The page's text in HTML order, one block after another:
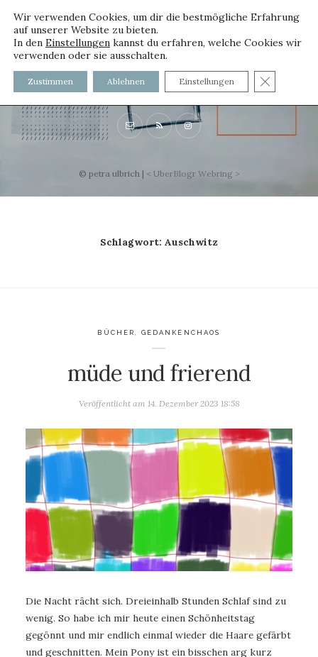
voller worte
mit und ohne Innenfutter
© petra ulbrich | < UberBlogr Webring >
Schlagwort: Auschwitz
BÜCHER, GEDANKENCHAOS
müde und frierend
Veröffentlicht am 14. Dezember 2023 18:58
Die Nacht rächt sich. Dreieinhalb Stunden Schlaf sind zu
wenig. So habe ich mir heute einen Schönheitstag
gegönnt und mir endlich einmal wieder die Haare gefärbt
und geschnitten. Mein Pony ist ein bisschen arg kurz
Wir verwenden Cookies, um dir die bestmögliche Erfahrung
auf unserer Website zu bieten.
In den Einstellungen kannst du erfahren, welche Cookies wir
verwenden oder sie ausschalten.
Zustimmen Ablehnen Einstellungen GDPR